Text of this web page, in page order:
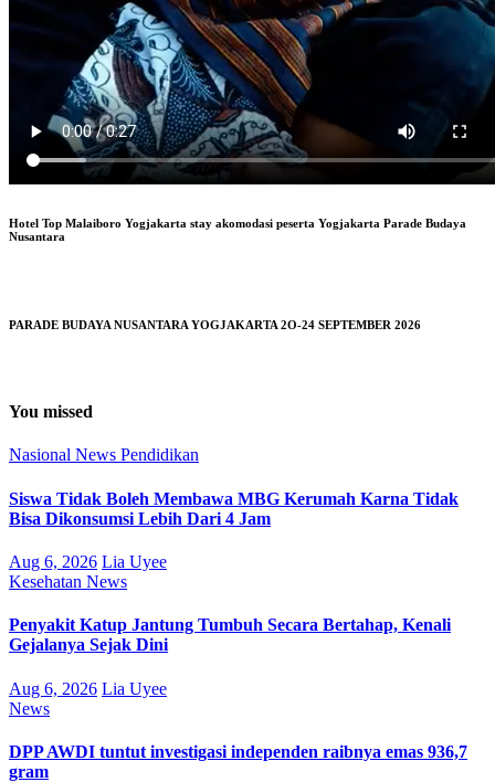
Hotel Top Malaiboro Yogjakarta stay akomodasi peserta Yogjakarta Parade Budaya
Nusantara
PARADE BUDAYA NUSANTARA YOGJAKARTA 2O-24 SEPTEMBER 2026
You missed
Nasional News Pendidikan
Siswa Tidak Boleh Membawa MBG Kerumah Karna Tidak
Bisa Dikonsumsi Lebih Dari 4 Jam
Aug 6, 2026 Lia Uyee
Kesehatan News
Penyakit Katup Jantung Tumbuh Secara Bertahap, Kenali
Gejalanya Sejak Dini
Aug 6, 2026 Lia Uyee
News
DPP AWDI tuntut investigasi independen raibnya emas 936,7
gram